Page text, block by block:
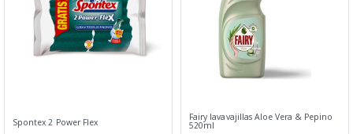
Spontex 2 Power Flex Fairy lavavajillas Aloe Vera & Pepino
520ml